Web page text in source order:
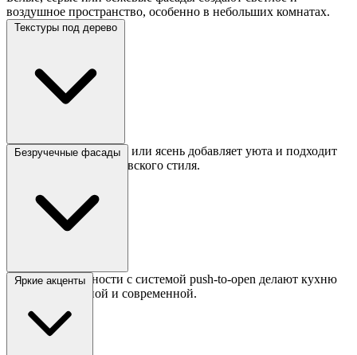
воздушное пространство, особенно в небольших комнатах.
Текстуры под дерево
Отделка под дуб, орех или ясень добавляет уюта и подходит
для эко- или скандинавского стиля.
Безручечные фасады
Гладкие поверхности с системой push-to-open делают кухню
минималистичной и современной.
Яркие акценты